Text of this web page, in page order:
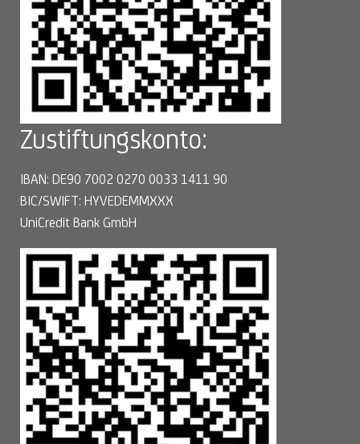
Zustiftungskonto:
IBAN: DE90 7002 0270 0033 1411 90
BIC/SWIFT: HYVEDEMMXXX
UniCredit Bank GmbH